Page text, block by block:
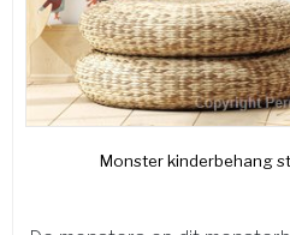
Monster kinderbehang